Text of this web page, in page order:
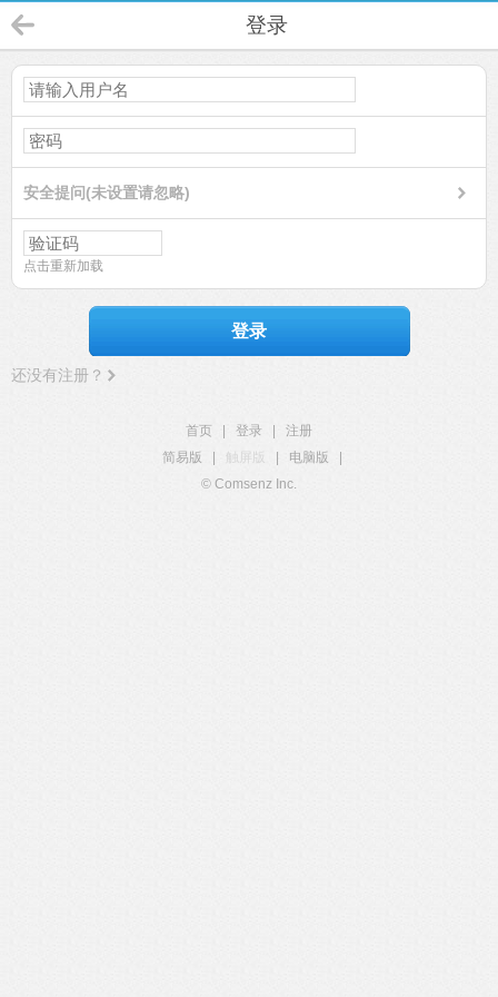
登录
安全提问(未设置请忽略)
点击重新加载
登录
还没有注册？
首页 登录
注册
简易版
触屏版 电脑版
© Comsenz Inc.